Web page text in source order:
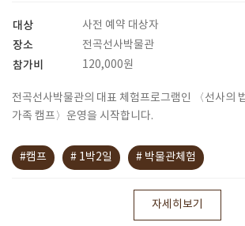
대상 사전 예약 대상자
장소 전곡선사박물관
참가비 120,000원
전곡선사박물관의 대표 체험프로그램인 〈선사의
가족 캠프〉운영을 시작합니다.
#캠프 # 1박2일 # 박물관체험
자세히보기